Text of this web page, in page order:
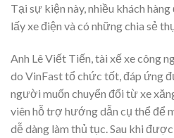
Tại sự kiện này, nhiều khách
lấy xe điện và có những chia sẻ
Anh Lê Viết Tiến, tài xế xe công
do VinFast tổ chức tốt, đáp ứng
người muốn chuyển đổi từ xe
viên hỗ trợ hướng dẫn cụ thể để
dễ dàng làm thủ tục. Sau khi